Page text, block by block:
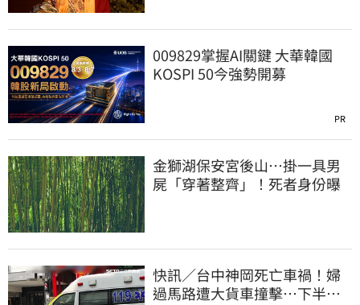
009829掌握AI關鍵 大華韓國
KOSPI 50今強勢開募
PR
金獅湖保安宮後山…掛一具男
屍「穿著整齊」！死者身份曝
快訊／台中神岡死亡車禍！婦
過馬路遭大貨車撞擊…下半身